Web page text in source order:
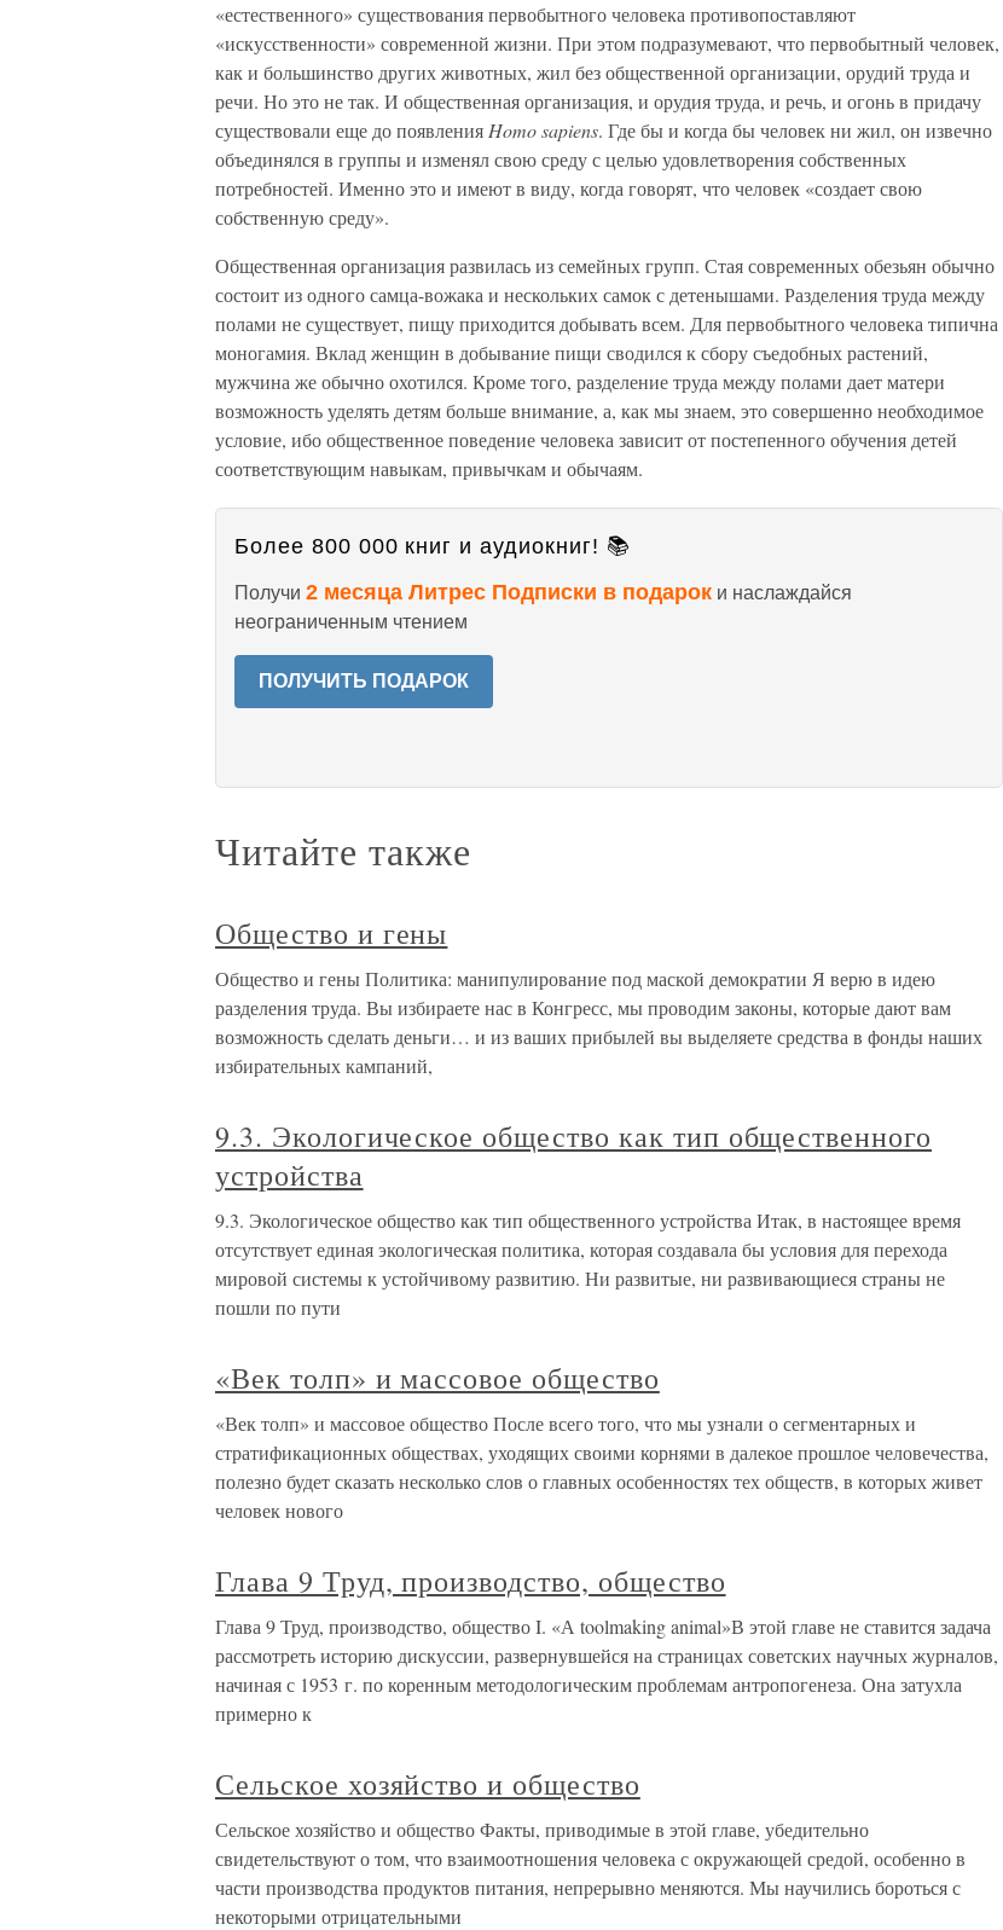
«естественного» существования первобытного человека противопоставляют
«искусственности» современной жизни. При этом подразумевают, что первобытный человек,
как и большинство других животных, жил без общественной организации, орудий труда и
речи. Но это не так. И общественная организация, и орудия труда, и речь, и огонь в придачу
существовали еще до появления Homo sapiens. Где бы и когда бы человек ни жил, он извечно
объединялся в группы и изменял свою среду с целью удовлетворения собственных
потребностей. Именно это и имеют в виду, когда говорят, что человек «создает свою
собственную среду».
Общественная организация развилась из семейных групп. Стая современных обезьян обычно
состоит из одного самца-вожака и нескольких самок с детенышами. Разделения труда между
полами не существует, пищу приходится добывать всем. Для первобытного человека типична
моногамия. Вклад женщин в добывание пищи сводился к сбору съедобных растений,
мужчина же обычно охотился. Кроме того, разделение труда между полами дает матери
возможность уделять детям больше внимание, а, как мы знаем, это совершенно необходимое
условие, ибо общественное поведение человека зависит от постепенного обучения детей
соответствующим навыкам, привычкам и обычаям.
Более 800 000 книг и аудиокниг! 📚
Получи 2 месяца Литрес Подписки в подарок и наслаждайся
неограниченным чтением
ПОЛУЧИТЬ ПОДАРОК
Читайте также
Общество и гены
Общество и гены Политика: манипулирование под маской демократии Я верю в идею
разделения труда. Вы избираете нас в Конгресс, мы проводим законы, которые дают вам
возможность сделать деньги… и из ваших прибылей вы выделяете средства в фонды наших
избирательных кампаний,
9.3. Экологическое общество как тип общественного
устройства
9.3. Экологическое общество как тип общественного устройства Итак, в настоящее время
отсутствует единая экологическая политика, которая создавала бы условия для перехода
мировой системы к устойчивому развитию. Ни развитые, ни развивающиеся страны не
пошли по пути
«Век толп» и массовое общество
«Век толп» и массовое общество После всего того, что мы узнали о сегментарных и
стратификационных обществах, уходящих своими корнями в далекое прошлое человечества,
полезно будет сказать несколько слов о главных особенностях тех обществ, в которых живет
человек нового
Глава 9 Труд, производство, общество
Глава 9 Труд, производство, общество I. «А toolmaking animal»В этой главе не ставится задача
рассмотреть историю дискуссии, развернувшейся на страницах советских научных журналов,
начиная с 1953 г. по коренным методологическим проблемам антропогенеза. Она затухла
примерно к
Сельское хозяйство и общество
Сельское хозяйство и общество Факты, приводимые в этой главе, убедительно
свидетельствуют о том, что взаимоотношения человека с окружающей средой, особенно в
части производства продуктов питания, непрерывно меняются. Мы научились бороться с
некоторыми отрицательными